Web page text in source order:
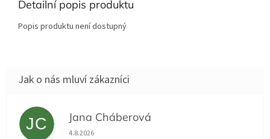
Detailní popis produktu
Popis produktu není dostupný
JC Jana Cháberová
Hodnocení obchodu je 5 z 5 hvězdiček.
4.8.2026